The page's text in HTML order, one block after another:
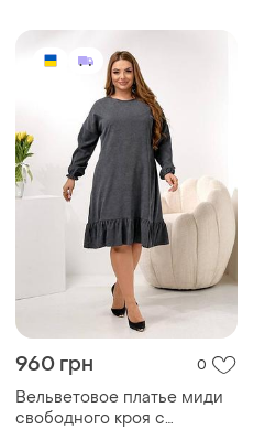
960 грн 0
Вельветовое платье миди
свободного кроя с